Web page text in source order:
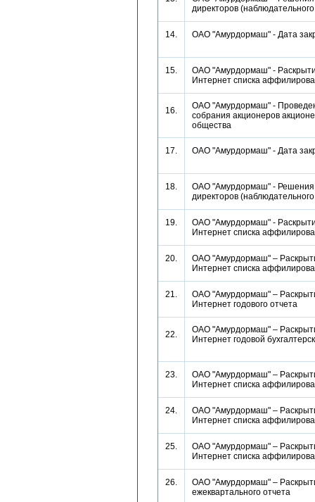
директоров
14. ОАО "Амурдормаш" - Дата
15.
ОАО "Амурдормаш" -
Интернет списка
16.
ОАО "Амурдормаш" -
собрания акционеров
общества
17. ОАО "Амурдормаш" - Дата
18.
ОАО "Амурдормаш" - Решения
директоров
19.
ОАО "Амурдормаш" -
Интернет списка
20.
ОАО "Амурдормаш" –
Интернет списка
21.
ОАО "Амурдормаш" –
Интернет годового отчета
22.
ОАО "Амурдормаш" –
Интернет годовой
23.
ОАО "Амурдормаш" –
Интернет списка
24.
ОАО "Амурдормаш" –
Интернет списка
25.
ОАО "Амурдормаш" –
Интернет списка
26.
ОАО "Амурдормаш" –
ежеквартального отчета